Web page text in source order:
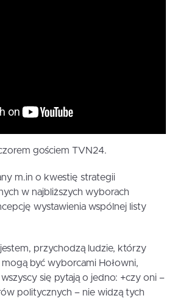
gościem TVN24.
m.in o kwestię strategii
w najbliższych wyborach
wystawienia wspólnej listy
przychodzą ludzie, którzy
być wyborcami Hołowni,
się pytają o jedno: +czy oni –
politycznych – nie widzą tych